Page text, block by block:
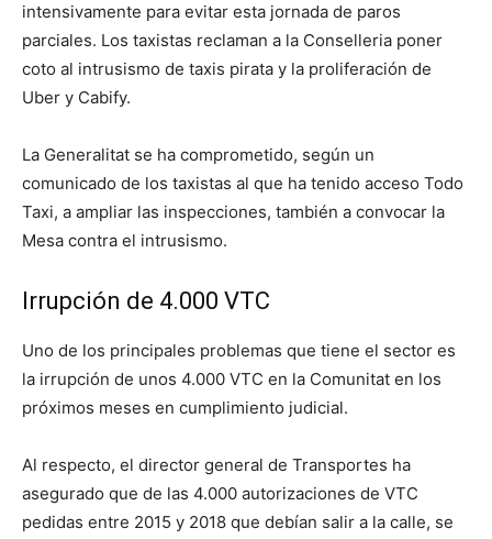
intensivamente para evitar esta jornada de paros
parciales. Los taxistas reclaman a la Conselleria poner
coto al intrusismo de taxis pirata y la proliferación de
Uber y Cabify.
La Generalitat se ha comprometido, según un
comunicado de los taxistas al que ha tenido acceso Todo
Taxi, a ampliar las inspecciones, también a convocar la
Mesa contra el intrusismo.
Irrupción de 4.000 VTC
Uno de los principales problemas que tiene el sector es
la irrupción de unos 4.000 VTC en la Comunitat en los
próximos meses en cumplimiento judicial.
Al respecto, el director general de Transportes ha
asegurado que de las 4.000 autorizaciones de VTC
pedidas entre 2015 y 2018 que debían salir a la calle, se